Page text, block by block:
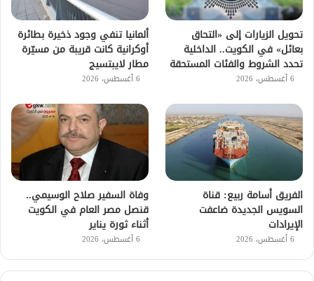
تحويل الزيارات إلى «التحاق
بعائل» في الكويت.. الداخلية
تحدد الشروط والفئات المستحقة
6 أغسطس، 2026
ألمانيا تنفي وجود ذخيرة بطائرة
أوكرانية كانت قريبة من مسيّرة
مطار لايبتسيج
6 أغسطس، 2026
الفريق أسامة ربيع: قناة
السويس الجديدة ضاعفت
الإيرادات
6 أغسطس، 2026
وفاة السفير صلاح الوسيمي..
قنصل مصر العام في الكويت
أثناء ثورة يناير
6 أغسطس، 2026